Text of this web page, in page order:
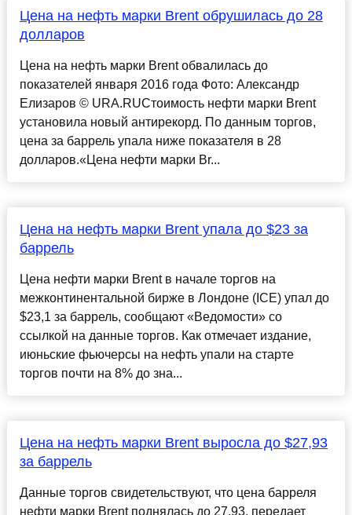
Цена на нефть марки Brent обрушилась до 28
долларов
Цена на нефть марки Brent обвалилась до
показателей января 2016 года Фото: Александр
Елизаров © URA.RUСтоимость нефти марки Brent
установила новый антирекорд. По данным торгов,
цена за баррель упала ниже показателя в 28
долларов.«Цена нефти марки Br...
Цена на нефть марки Brent упала до $23 за
баррель
Цена нефти марки Brent в начале торгов на
межконтинентальной бирже в Лондоне (ICE) упал до
$23,1 за баррель, сообщают «Ведомости» со
ссылкой на данные торгов. Как отмечает издание,
июньские фьючерсы на нефть упали на старте
торгов почти на 8% до зна...
Цена на нефть марки Brent выросла до $27,93
за баррель
Данные торгов свидетельствуют, что цена барреля
нефти марки Brent поднялась до 27,93, передает